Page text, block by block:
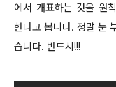
에서 개표하는 것을 원
한다고 봅니다. 정말 눈
습니다. 반드시!!!